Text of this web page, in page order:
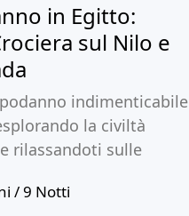
in Egitto:
sul Nilo e
indimenticabile
la civiltà
rilassandoti sulle
per un'esperienza di
/ 9 Notti